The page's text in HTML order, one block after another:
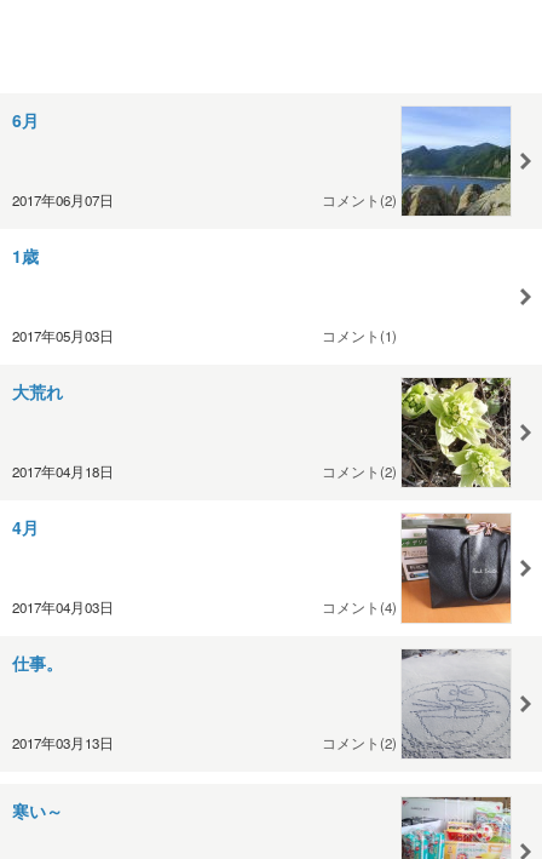
6月
2017年06月07日 コメント(2)
1歳
2017年05月03日 コメント(1)
大荒れ
2017年04月18日 コメント(2)
4月
2017年04月03日 コメント(4)
仕事。
2017年03月13日 コメント(2)
寒い～